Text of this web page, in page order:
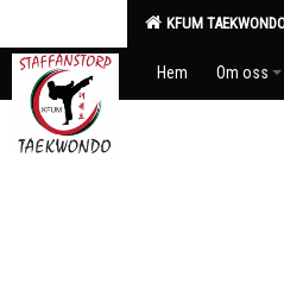
KFUM
Hem Om oss